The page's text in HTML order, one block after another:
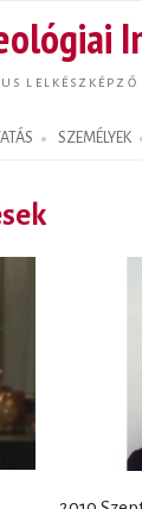
LELKÉSZKÉPZŐ
SZEMÉLYEK